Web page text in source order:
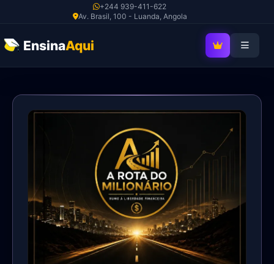
+244 939-411-622
Av. Brasil, 100 - Luanda, Angola
EnsinaAqui SEJA MEMBRO
o
conteúdo
Rota